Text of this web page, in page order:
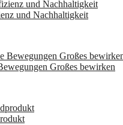
und Nachhaltigkeit
Großes bewirken